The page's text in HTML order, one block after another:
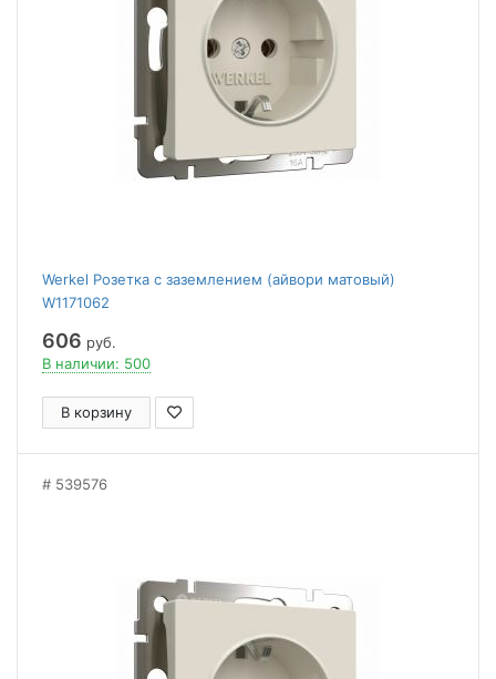
Werkel Розетка с заземлением (айвори матовый)
W1171062
606 руб.
В наличии: 500
В корзину
539576